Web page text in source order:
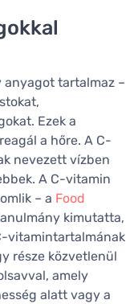
anyagot tartalmaz –
Ezek a
a hőre. A C-
nevezett vízben
A C-vitamin
– a Food
kimutatta,
vitamintartalmának
része közvetlenül
amely
alatt vagy a